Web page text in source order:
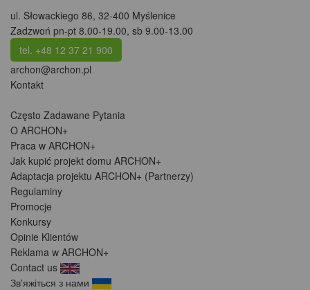
ul. Słowackiego 86, 32-400 Myślenice
Zadzwoń pn-pt 8.00-19.00, sb 9.00-13.00
tel. +48 12 37 21 900
archon@archon.pl
Kontakt
Często Zadawane Pytania
O ARCHON+
Praca w ARCHON+
Jak kupić projekt domu ARCHON+
Adaptacja projektu ARCHON+ (Partnerzy)
Regulaminy
Promocje
Konkursy
Opinie Klientów
Reklama w ARCHON+
Contact us
Зв'яжіться з нами